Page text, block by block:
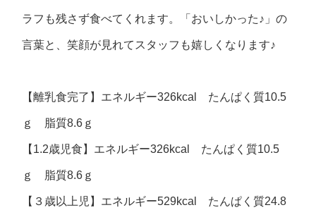
ラフも残さず食べてくれます。「おいしかった♪」の
言葉と、笑顔が見れてスタッフも嬉しくなります♪
【離乳食完了】エネルギー326kcal たんぱく質10.5
ｇ 脂質8.6ｇ
【1.2歳児食】エネルギー326kcal たんぱく質10.5
ｇ 脂質8.6ｇ
【３歳以上児】エネルギー529kcal たんぱく質24.8